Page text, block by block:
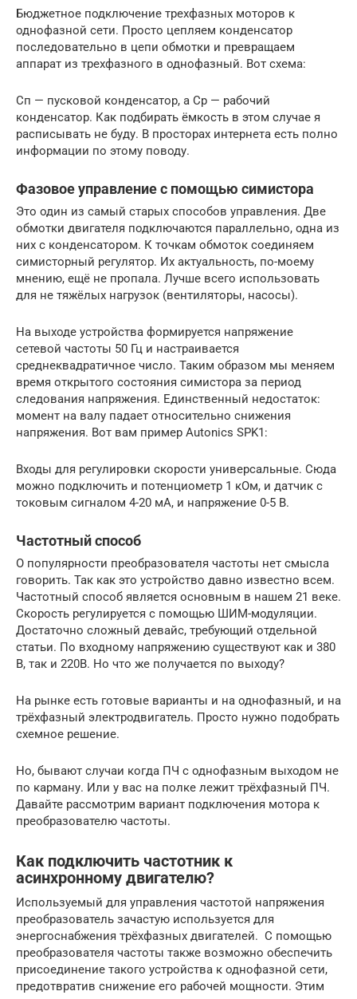
Бюджетное подключение трехфазных моторов к
однофазной сети. Просто цепляем конденсатор
последовательно в цепи обмотки и превращаем
аппарат из трехфазного в однофазный. Вот схема:
Сп — пусковой конденсатор, а Ср — рабочий
конденсатор. Как подбирать ёмкость в этом случае я
расписывать не буду. В просторах интернета есть полно
информации по этому поводу.
Фазовое управление с помощью симистора
Это один из самый старых способов управления. Две
обмотки двигателя подключаются параллельно, одна из
них с конденсатором. К точкам обмоток соединяем
симисторный регулятор. Их актуальность, по-моему
мнению, ещё не пропала. Лучше всего использовать
для не тяжёлых нагрузок (вентиляторы, насосы).
На выходе устройства формируется напряжение
сетевой частоты 50 Гц и настраивается
среднеквадратичное число. Таким образом мы меняем
время открытого состояния симистора за период
следования напряжения. Единственный недостаток:
момент на валу падает относительно снижения
напряжения. Вот вам пример Autonics SPK1:
Входы для регулировки скорости универсальные. Сюда
можно подключить и потенциометр 1 кОм, и датчик с
токовым сигналом 4-20 мА, и напряжение 0-5 В.
Частотный способ
О популярности преобразователя частоты нет смысла
говорить. Так как это устройство давно известно всем.
Частотный способ является основным в нашем 21 веке.
Скорость регулируется с помощью ШИМ-модуляции.
Достаточно сложный девайс, требующий отдельной
статьи. По входному напряжению существуют как и 380
В, так и 220В. Но что же получается по выходу?
На рынке есть готовые варианты и на однофазный, и на
трёхфазный электродвигатель. Просто нужно подобрать
схемное решение.
Но, бывают случаи когда ПЧ с однофазным выходом не
по карману. Или у вас на полке лежит трёхфазный ПЧ.
Давайте рассмотрим вариант подключения мотора к
преобразователю частоты.
Как подключить частотник к
асинхронному двигателю?
Используемый для управления частотой напряжения
преобразователь зачастую используется для
энергоснабжения трёхфазных двигателей. С помощью
преобразователя частоты также возможно обеспечить
присоединение такого устройства к однофазной сети,
предотвратив снижение его рабочей мощности. Этим